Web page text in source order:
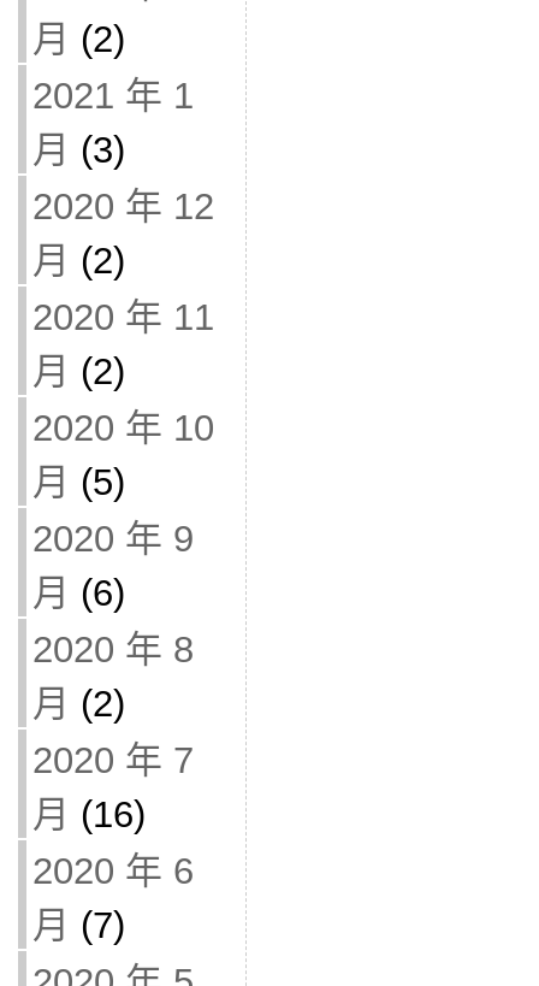
月 (2)
2021 年 1
月 (3)
2020 年 12
月 (2)
2020 年 11
月 (2)
2020 年 10
月 (5)
2020 年 9
月 (6)
2020 年 8
月 (2)
2020 年 7
月 (16)
2020 年 6
月 (7)